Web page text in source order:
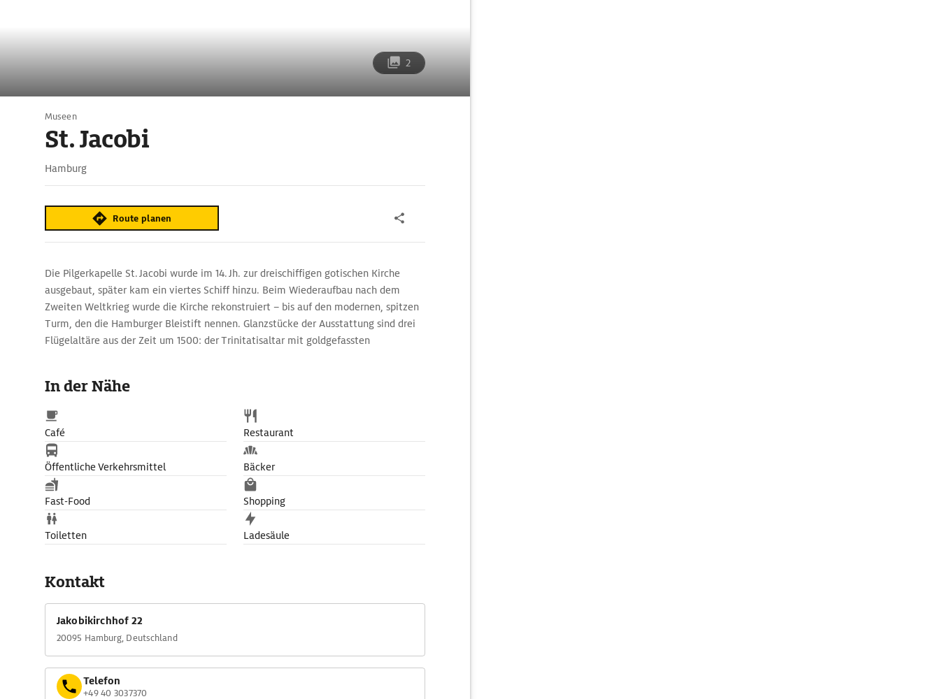
2
Museen
St. Jacobi
Hamburg
Route planen
Die Pilgerkapelle St. Jacobi wurde im 14. Jh. zur dreischiffigen gotischen Kirche
ausgebaut, später kam ein viertes Schiff hinzu. Beim Wiederaufbau nach dem
Zweiten Weltkrieg wurde die Kirche rekonstruiert – bis auf den modernen, spitzen
Turm, den die Hamburger Bleistift nennen. Glanzstücke der Ausstattung sind drei
Flügelaltäre aus der Zeit um 1500: der Trinitatisaltar mit goldgefassten
In der Nähe
Café Restaurant
Öffentliche Verkehrsmittel Bäcker
Fast-Food Shopping
Toiletten Ladesäule
Kontakt
Jakobikirchhof 22
20095 Hamburg, Deutschland
Telefon
+49 40 3037370